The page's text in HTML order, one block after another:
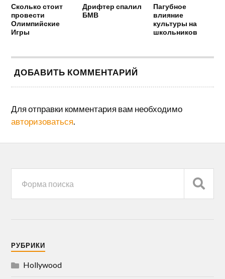
Сколько стоит
провести
Олимпийские
Игры
Дрифтер спалил
БМВ
Пагубное
влияние
культуры на
школьников
ДОБАВИТЬ КОММЕНТАРИЙ
Для отправки комментария вам необходимо
авторизоваться.
РУБРИКИ
Hollywood